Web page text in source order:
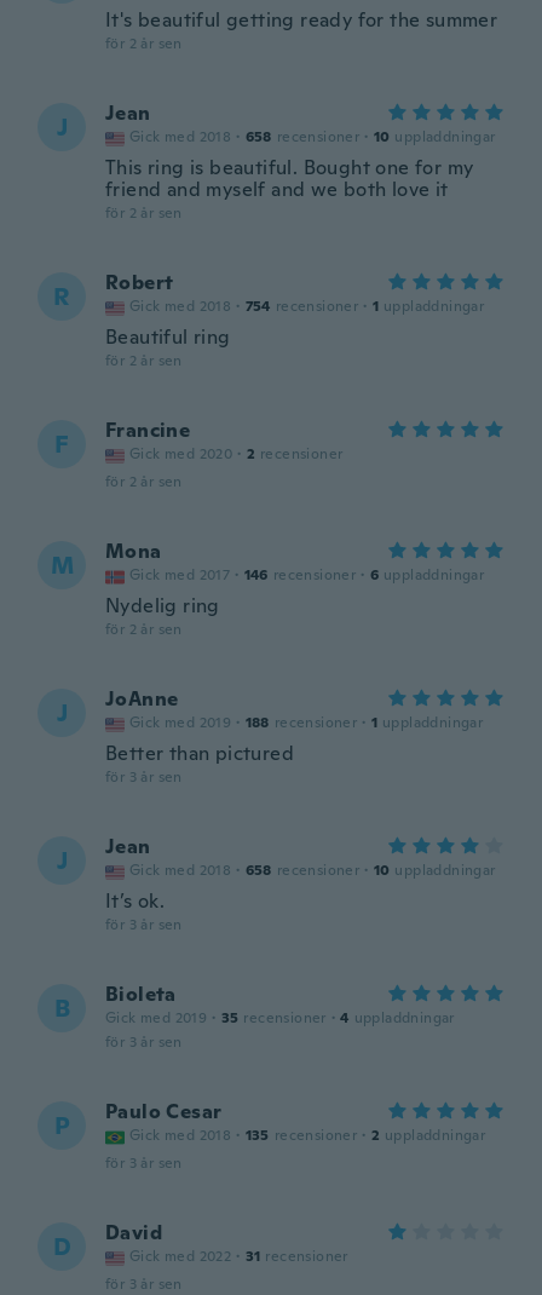
It's beautiful getting ready for the summer
för 2 år sen
J Jean
Gick med 2018 · 658 recensioner · 10 uppladdningar
This ring is beautiful. Bought one for my
friend and myself and we both love it
för 2 år sen
R Robert
Gick med 2018 · 754 recensioner · 1 uppladdningar
Beautiful ring
för 2 år sen
F Francine
Gick med 2020 · 2 recensioner
för 2 år sen
M Mona
Gick med 2017 · 146 recensioner · 6 uppladdningar
Nydelig ring
för 2 år sen
J JoAnne
Gick med 2019 · 188 recensioner · 1 uppladdningar
Better than pictured
för 3 år sen
J Jean
Gick med 2018 · 658 recensioner · 10 uppladdningar
It’s ok.
för 3 år sen
B Bioleta
Gick med 2019 · 35 recensioner · 4 uppladdningar
för 3 år sen
P Paulo Cesar
Gick med 2018 · 135 recensioner · 2 uppladdningar
för 3 år sen
D David
Gick med 2022 · 31 recensioner
för 3 år sen